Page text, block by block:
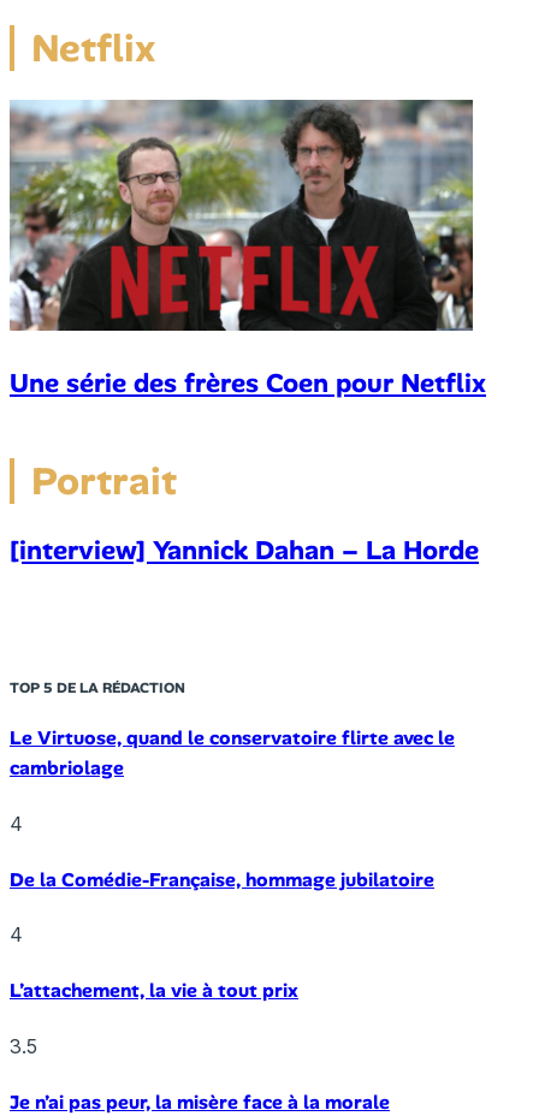
Netflix
Une série des frères Coen pour Netflix
Portrait
[interview] Yannick Dahan – La Horde
TOP 5 DE LA RÉDACTION
Le Virtuose, quand le conservatoire flirte avec le
cambriolage
4
De la Comédie-Française, hommage jubilatoire
4
L’attachement, la vie à tout prix
3.5
Je n’ai pas peur, la misère face à la morale